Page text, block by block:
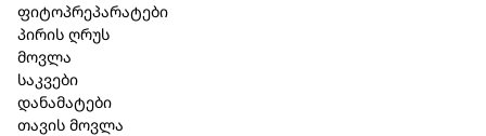
ფიტოპრეპარატები
პირის ღრუს
მოვლა
საკვები
დანამატები
თავის მოვლა
მოკლე აღწერა
66,35 ₾